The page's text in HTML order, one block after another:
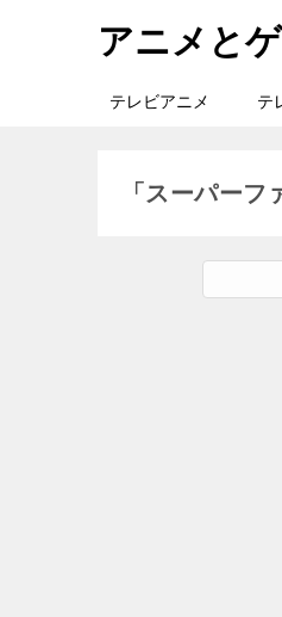
アニメと
テレビアニメ テ
「スーパー